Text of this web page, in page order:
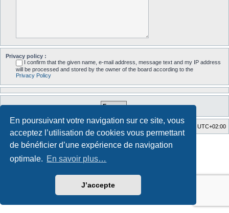
En poursuivant votre navigation sur ce site, vous
acceptez l’utilisation de cookies vous permettant
de bénéficier d’une expérience de navigation
optimale. En savoir plus…
J’accepte
Privacy policy :
I confirm that the given name, e-mail address, message text and my IP address
will be processed and stored by the owner of the board according to the
Privacy Policy
Accueil du forum Fuseau horaire sur UTC+02:00
Style developed by Zuma Portal
, Turaiel,
Développé parphpBB® Forum Software © phpBB Limited
Traduction française officielle